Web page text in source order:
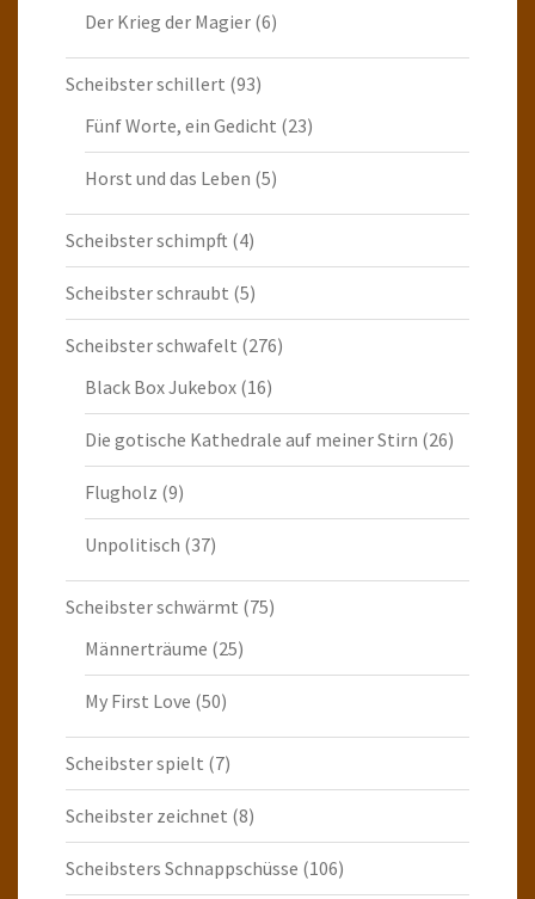
Der Krieg der Magier (6)
Scheibster schillert (93)
Fünf Worte, ein Gedicht (23)
Horst und das Leben (5)
Scheibster schimpft (4)
Scheibster schraubt (5)
Scheibster schwafelt (276)
Black Box Jukebox (16)
Die gotische Kathedrale auf meiner Stirn (26)
Flugholz (9)
Unpolitisch (37)
Scheibster schwärmt (75)
Männerträume (25)
My First Love (50)
Scheibster spielt (7)
Scheibster zeichnet (8)
Scheibsters Schnappschüsse (106)